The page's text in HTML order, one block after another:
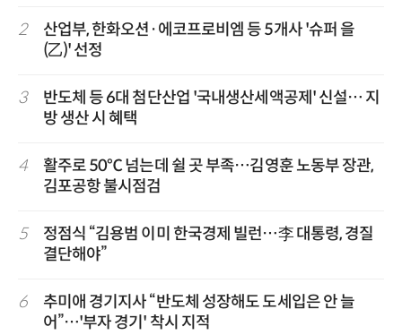
2
산업부, 한화오션·에코프로비엠 등 5개사 '슈퍼 을
(乙)' 선정
3
반도체 등 6대 첨단산업 '국내생산세액공제' 신설… 지
방 생산 시 혜택
4
활주로 50℃ 넘는데 쉴 곳 부족…김영훈 노동부 장관,
김포공항 불시점검
5
정점식 “김용범 이미 한국경제 빌런…李 대통령, 경질
결단해야”
6
추미애 경기지사 “반도체 성장해도 도세입은 안 늘
어”…'부자 경기' 착시 지적